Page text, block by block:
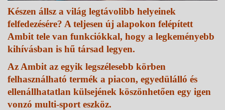
Készen állsz a világ legtávolibb helyeinek
felfedezésére? A teljesen új alapokon felépített
Ambit tele van funkciókkal, hogy a legkeményebb
kihívásban is hű társad legyen.
Az Ambit az egyik legszélesebb körben
felhasználható termék a piacon, egyedülálló és
ellenállhatatlan külsejének köszönhetően egy igen
vonzó multi-sport eszköz.